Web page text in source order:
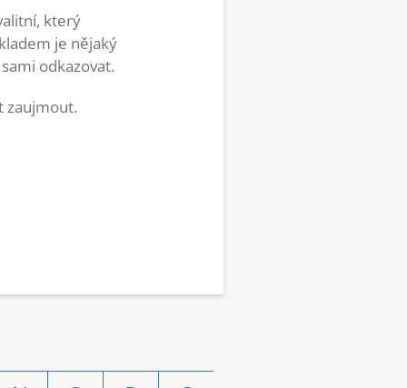
který
je nějaký
odkazovat.
zaujmout.